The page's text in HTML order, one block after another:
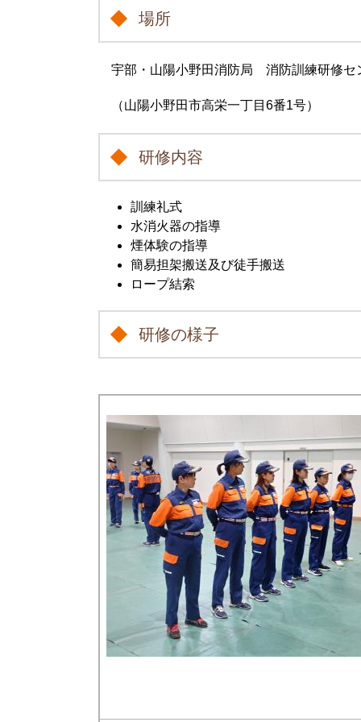
場所
宇部・山陽小野田消防局 消防訓練研修セ
（山陽小野田市高栄一丁目6番1号）
研修内容
訓練礼式
水消火器の指導
煙体験の指導
簡易担架搬送及び徒手搬送
ロープ結索
研修の様子